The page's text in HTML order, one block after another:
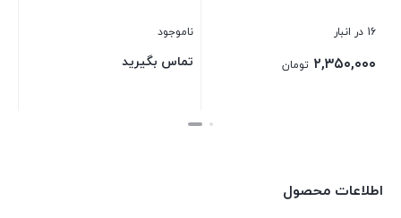
16 در انبار
۲,۳۵۰,۰۰۰ تومان
ناموجود
تماس بگیرید
بستن
اطلاعات محصول